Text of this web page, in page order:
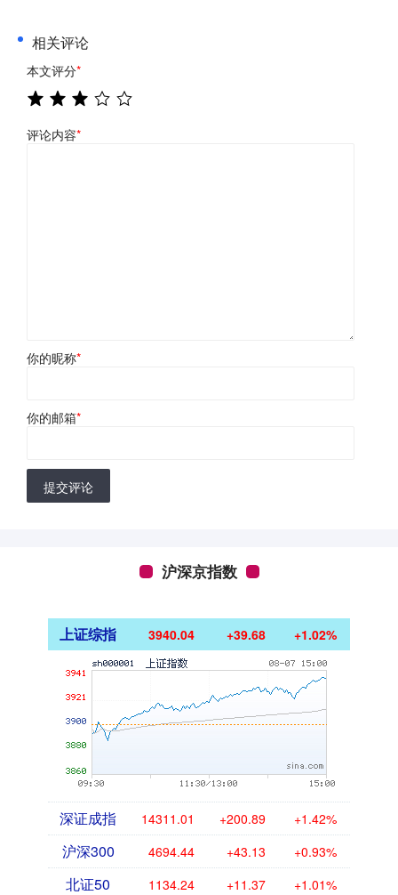
相关评论
本文评分*
评论内容*
你的昵称*
你的邮箱*
提交评论
沪深京指数
上证综指 3940.04 +39.68 +1.02%
深证成指 14311.01 +200.89 +1.42%
沪深300 4694.44 +43.13 +0.93%
北证50 1134.24 +11.37 +1.01%